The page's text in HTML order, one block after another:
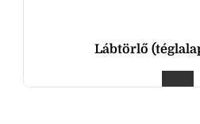
Lábtörlő